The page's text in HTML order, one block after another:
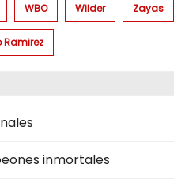
WBO Wilder Zayas
Ramirez
inmortales